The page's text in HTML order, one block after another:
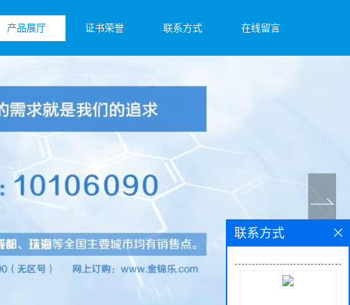
产品展厅 证书荣誉 联系方式 在线留言
联系方式